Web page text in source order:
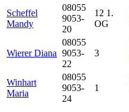
Scheffel
Mandy
08055
9053-
20
12 1.
OG
Wierer Diana
08055
9053-
22
3
Winhart
Maria
08055
9053-
24
1